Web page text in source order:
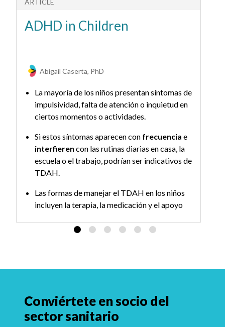
ARTICLE
ADHD in Children
Abigail Caserta, PhD
La mayoría de los niños presentan síntomas de
impulsividad, falta de atención o inquietud en
ciertos momentos o actividades.
Si estos síntomas aparecen con frecuencia e
interfieren con las rutinas diarias en casa, la
escuela o el trabajo, podrían ser indicativos de
TDAH.
Las formas de manejar el TDAH en los niños
incluyen la terapia, la medicación y el apoyo
Conviértete en socio del
sector sanitario